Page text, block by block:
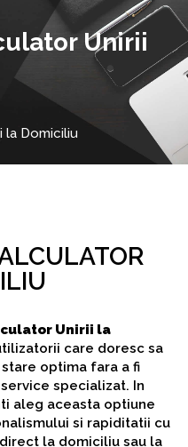
Unirii
la Domiciliu
Unirii la
care doresc sa
optima fara a fi
specializat. In
aleg aceasta optiune
si rapiditatii cu
la domiciliu sau la